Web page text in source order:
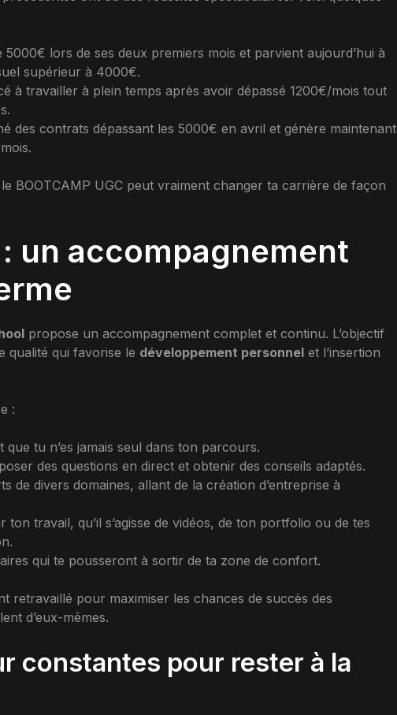
5000€ lors de ses deux premiers mois et parvient aujourd’hui à
supérieur à 4000€.
à travailler à plein temps après avoir dépassé 1200€/mois tout
des contrats dépassant les 5000€ en avril et génère maintenant
BOOTCAMP UGC peut vraiment changer ta carrière de façon
: un accompagnement
propose un accompagnement complet et continu. L’objectif
qualité qui favorise le développement personnel et l’insertion
:
que tu n’es jamais seul dans ton parcours.
des questions en direct et obtenir des conseils adaptés.
de divers domaines, allant de la création d’entreprise à
travail, qu’il s’agisse de vidéos, de ton portfolio ou de tes
qui te pousseront à sortir de ta zone de confort.
retravaillé pour maximiser les chances de succès des
d’eux-mêmes.
constantes pour rester à la